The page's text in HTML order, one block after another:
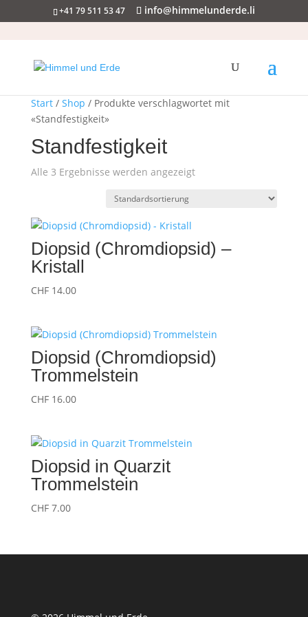
+41 79 511 53 47 info@himmelunderde.li
Start/ Shop / Produkte verschlagwortet mit
«Standfestigkeit»
Standfestigkeit
Alle 3 Ergebnisse werden angezeigt
Diopsid (Chromdiopsid) –
Kristall
CHF14.00
Diopsid (Chromdiopsid)
Trommelstein
CHF16.00
Diopsid in Quarzit
Trommelstein
CHF7.00